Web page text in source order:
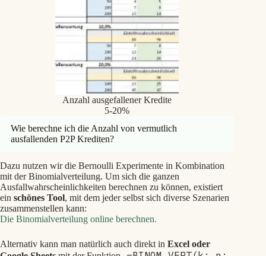
Anzahl ausgefallener Kredite
5-20%
Wie berechne ich die Anzahl von vermutlich
ausfallenden P2P Krediten?
Dazu nutzen wir die Bernoulli Experimente in Kombination
mit der Binomialverteilung. Um sich die ganzen
Ausfallwahrscheinlichkeiten berechnen zu können, existiert
ein schönes Tool, mit dem jeder selbst sich diverse Szenarien
zusammenstellen kann:
Die Binomialverteilung online berechnen.
Alternativ kann man natürlich auch direkt in Excel oder